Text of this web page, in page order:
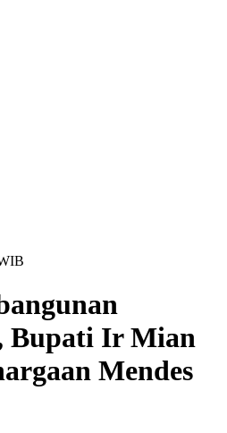
Bupati Ir Mian
Mendes